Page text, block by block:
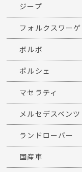
ジープ
フォルクスワーゲ
ボルボ
ポルシェ
マセラティ
メルセデスベンツ
ランドローバー
国産車